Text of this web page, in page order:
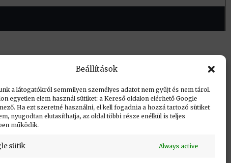
Beállítások
a látogatókról semmilyen személyes adatot nem gyűjt és nem tárol.
egyetlen elem használ sütiket: a Kereső oldalon elérhető Google
Ha ezt szeretné használni, el kell fogadnia a hozzá tartozó sütiket
nyugodtan elutasíthatja, az oldal többi része enélkül is teljes
működik.
sütik Always active